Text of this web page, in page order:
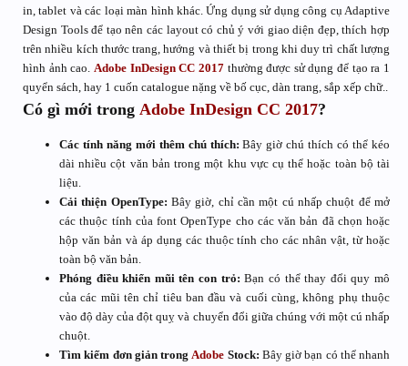
in, tablet và các loại màn hình khác. Ứng dụng sử dụng công cụ Adaptive
Design Tools để tạo nên các layout có chủ ý với giao diện đẹp, thích hợp
trên nhiều kích thước trang, hướng và thiết bị trong khi duy trì chất lượng
hình ảnh cao. Adobe InDesign CC 2017 thường được sử dụng để tạo ra 1
quyển sách, hay 1 cuốn catalogue nặng về bố cục, dàn trang, sắp xếp chữ..
Có gì mới trong Adobe InDesign CC 2017?
Các tính năng mới thêm chú thích:Bây giờ chú thích có thể kéo
dài nhiều cột văn bản trong một khu vực cụ thể hoặc toàn bộ tài
liệu.
Cải thiện OpenType: Bây giờ, chỉ cần một cú nhấp chuột để mở
các thuộc tính của font OpenType cho các văn bản đã chọn hoặc
hộp văn bản và áp dụng các thuộc tính cho các nhân vật, từ hoặc
toàn bộ văn bản.
Phóng điều khiển mũi tên con trỏ:Bạn có thể thay đổi quy mô
của các mũi tên chỉ tiêu ban đầu và cuối cùng, không phụ thuộc
vào độ dày của đột quỵ và chuyển đổi giữa chúng với một cú nhấp
chuột.
Tìm kiếm đơn giản trong Adobe Stock: Bây giờ bạn có thể nhanh